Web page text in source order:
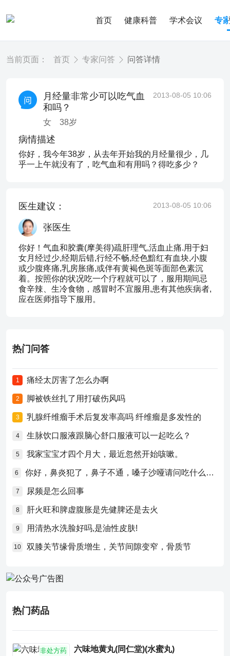
首页 健康科普 学术会议 专
当前页面： 首页 专家问答 问答详情
月经量非常少可以吃气血
和吗？
女 38岁
2013-08-05 10:06
病情描述
你好，我今年38岁，从去年开始我的月经量很少，几
乎一上午就没有了，吃气血和有用吗？得吃多少？
医生建议： 2013-08-05 10:06
张医生
你好！气血和胶囊(摩美得)疏肝理气,活血止痛.用于妇
女月经过少,经期后错,行经不畅,经色黯红有血块,小腹
或少腹疼痛,乳房胀痛,或伴有黄褐色斑等面部色素沉
着。按照你的状况吃一个疗程就可以了，服用期间忌
食辛辣、生冷食物，感冒时不宜服用,患有其他疾病者,
应在医师指导下服用。
热门问答
1 痛经太厉害了怎么办啊
2 脚被铁丝扎了用打破伤风吗
3 乳腺纤维瘤手术后复发率高吗 纤维瘤是多发性的
4 生脉饮口服液跟脑心舒口服液可以一起吃么？
5 我家宝宝才四个月大，最近忽然开始咳嗽。
6 你好，鼻炎犯了，鼻子不通，嗓子沙哑请问吃什么药比较好？
7 尿频是怎么回事
8 肝火旺和脾虚腹胀是先健脾还是去火
9 用清热水洗脸好吗,是油性皮肤!
10 双膝关节缘骨质增生，关节间隙变窄，骨质节
热门药品
非处方药 六味地黄丸(同仁堂)(水蜜丸)